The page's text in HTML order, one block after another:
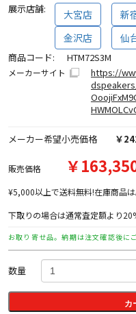
展示店舗: 大宮店 新
金沢店
仙
商品コード: HTM72S3M
メーカーサイト
https://
メーカー希望小売価格 ￥
販売価格 ￥
¥5,000以上で送料無料!在庫商品
下取りの場合は通常査定額より
お取り寄せ品。納期は注文確認後に
数量
カ